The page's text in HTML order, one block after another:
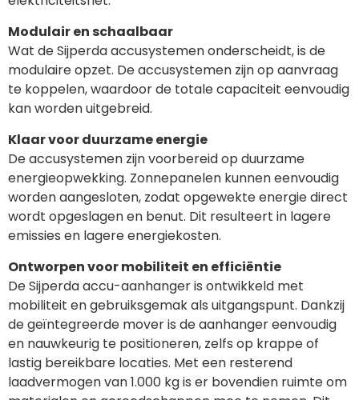
Modulair en schaalbaar
Wat de Sijperda accusystemen onderscheidt, is de
modulaire opzet. De accusystemen zijn op aanvraag
te koppelen, waardoor de totale capaciteit eenvoudig
kan worden uitgebreid.
Klaar voor duurzame energie
De accusystemen zijn voorbereid op duurzame
energieopwekking. Zonnepanelen kunnen eenvoudig
worden aangesloten, zodat opgewekte energie direct
wordt opgeslagen en benut. Dit resulteert in lagere
emissies en lagere energiekosten.
Ontworpen voor mobiliteit en efficiëntie
De Sijperda accu-aanhanger is ontwikkeld met
mobiliteit en gebruiksgemak als uitgangspunt. Dankzij
de geïntegreerde mover is de aanhanger eenvoudig
en nauwkeurig te positioneren, zelfs op krappe of
lastig bereikbare locaties. Met een resterend
laadvermogen van 1.000 kg is er bovendien ruimte om